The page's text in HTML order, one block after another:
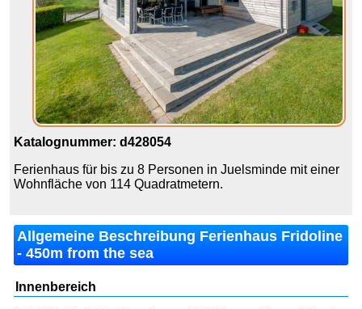
Katalognummer: d428054
Ferienhaus für bis zu 8 Personen in Juelsminde mit einer
Wohnfläche von 114 Quadratmetern.
Allgemeine Beschreibung Ferienhaus Fridoline
- 450m from the sea
Innenbereich